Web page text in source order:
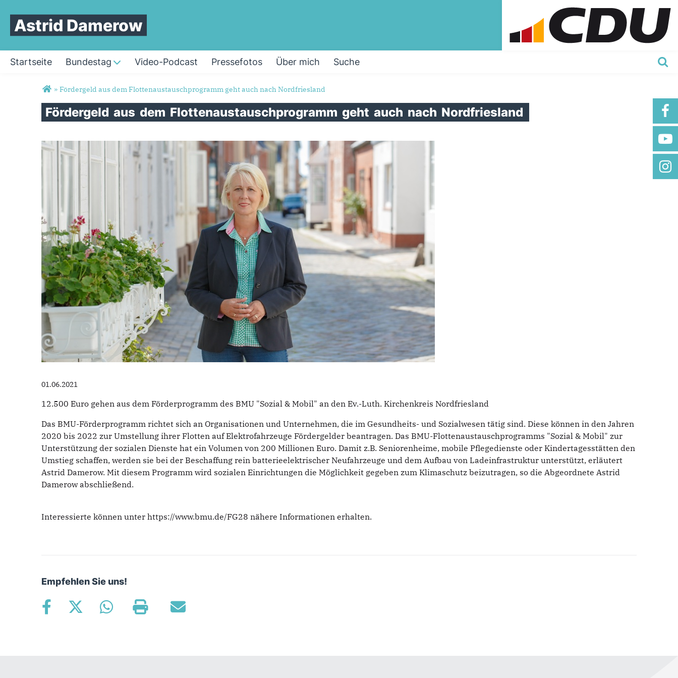
Astrid Damerow
Startseite Bundestag Video-Podcast Pressefotos Über mich Suche
Sie sind hier
» Fördergeld aus dem Flottenaustauschprogramm geht auch nach Nordfriesland
Fördergeld aus dem Flottenaustauschprogramm geht auch nach Nordfriesland
01.06.2021
12.500 Euro gehen aus dem Förderprogramm des BMU "Sozial & Mobil" an den Ev.-Luth. Kirchenkreis Nordfriesland
Das BMU-Förderprogramm richtet sich an Organisationen und Unternehmen, die im Gesundheits- und Sozialwesen tätig sind. Diese können in den Jahren
2020 bis 2022 zur Umstellung ihrer Flotten auf Elektrofahrzeuge Fördergelder beantragen. Das BMU-Flottenaustauschprogramms "Sozial & Mobil" zur
Unterstützung der sozialen Dienste hat ein Volumen von 200 Millionen Euro. Damit z.B. Seniorenheime, mobile Pflegedienste oder Kindertagesstätten den
Umstieg schaffen, werden sie bei der Beschaffung rein batterieelektrischer Neufahrzeuge und dem Aufbau von Ladeinfrastruktur unterstützt, erläutert
Astrid Damerow. Mit diesem Programm wird sozialen Einrichtungen die Möglichkeit gegeben zum Klimaschutz beizutragen, so die Abgeordnete Astrid
Damerow abschließend.
Interessierte können unter https://www.bmu.de/FG28 nähere Informationen erhalten.
Empfehlen Sie uns!